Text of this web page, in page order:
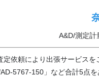
A&D/測定
定依頼により出張サービス
AD-5767-150」など合計5点